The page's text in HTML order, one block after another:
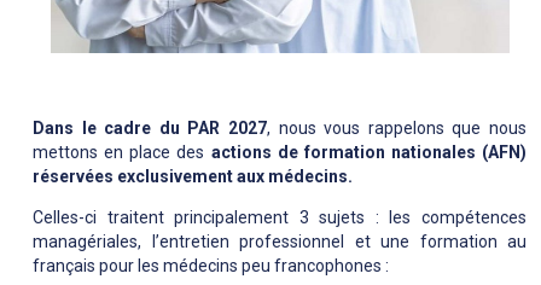
Dans le cadre du PAR 2027, nous vous rappelons que nous
mettons en place des actions de formation nationales (AFN)
réservées exclusivement aux médecins.
Celles-ci traitent principalement 3 sujets : les compétences
managériales, l’entretien professionnel et une formation au
français pour les médecins peu francophones :